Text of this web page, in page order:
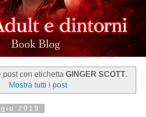
con etichetta GINGER SCOTT.
Mostra tutti i post
2019